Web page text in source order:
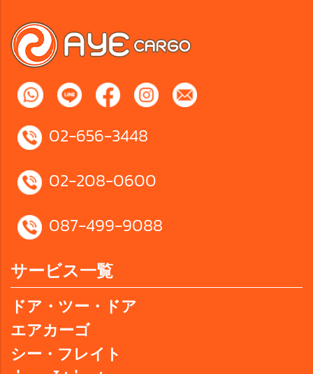
02-656-3448
02-208-0600
087-499-9088
サービス一覧
ドア・ツー・ドア
エアカーゴ
シー・フレイト